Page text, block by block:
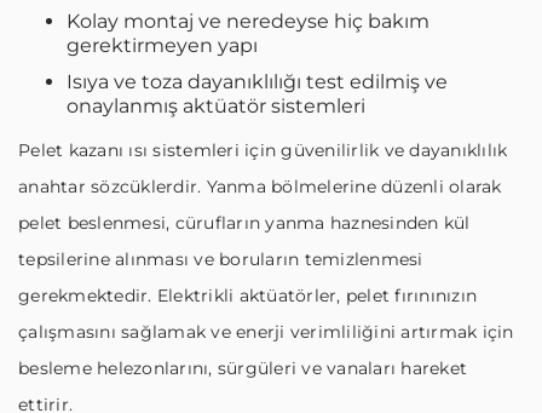
Kolay montaj ve neredeyse hiç bakım
gerektirmeyen yapı
Isıya ve toza dayanıklılığı test edilmiş ve
onaylanmış aktüatör sistemleri
Pelet kazanı ısı sistemleri için güvenilirlik ve dayanıklılık
anahtar sözcüklerdir. Yanma bölmelerine düzenli olarak
pelet beslenmesi, cürufların yanma haznesinden kül
tepsilerine alınması ve boruların temizlenmesi
gerekmektedir. Elektrikli aktüatörler, pelet fırınınızın
çalışmasını sağlamak ve enerji verimliliğini artırmak için
besleme helezonlarını, sürgüleri ve vanaları hareket
ettirir.